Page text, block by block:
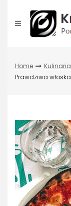
content
Home
Kulinaria
Prawdziwa